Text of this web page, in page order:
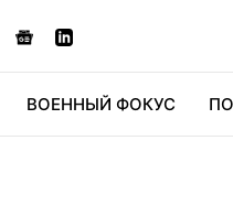
ВОЕННЫЙ ФОКУС